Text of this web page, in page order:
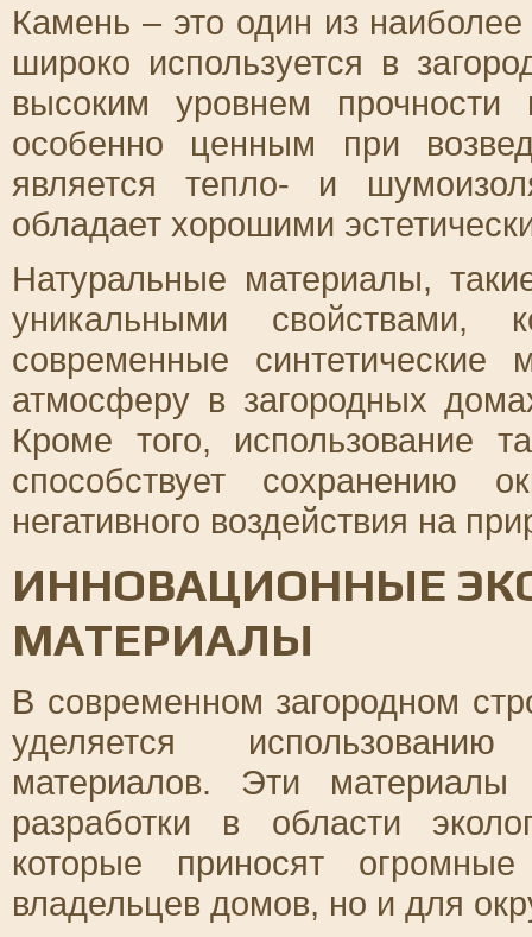
Камень – это один из
широко используется в
высоким уровнем прочности
особенно ценным при
является тепло- и
обладает хорошими
Натуральные материалы,
уникальными свойствами,
современные
атмосферу в загородных
Кроме того, использование
способствует
негативного воздействия на
ИННОВАЦИОННЫЕ
МАТЕРИАЛЫ
В современном загородном
уделяется
материалов. Эти материалы
разработки в области
которые приносят
владельцев домов, но и для